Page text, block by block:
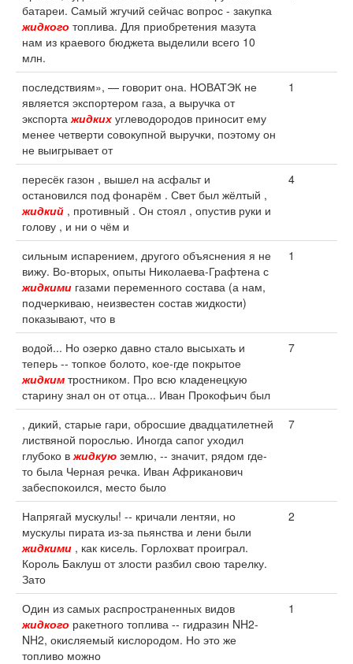
батареи. Самый жгучий сейчас вопрос - закупка
жидкого топлива. Для приобретения мазута
нам из краевого бюджета выделили всего 10
млн.
последствиям», — говорит она. НОВАТЭК не
является экспортером газа, а выручка от
экспортажидких углеводородов приносит ему
менее четверти совокупной выручки, поэтому он
не выигрывает от
1
пересёк газон , вышел на асфальт и
остановился под фонарём . Свет был жёлтый ,
жидкий , противный . Он стоял , опустив руки и
голову , и ни о чём и
4
сильным испарением, другого объяснения я не
вижу. Во-вторых, опыты Николаева-Графтена с
жидкими газами переменного состава (а нам,
подчеркиваю, неизвестен состав жидкости)
показывают, что в
1
водой... Но озерко давно стало высыхать и
теперь -- топкое болото, кое-где покрытое
жидким тростником. Про всю кладенецкую
старину знал он от отца... Иван Прокофьич был
7
, дикий, старые гари, обросшие двадцатилетней
листвяной порослью. Иногда сапог уходил
глубоко вжидкую землю, -- значит, рядом где-
то была Черная речка. Иван Африканович
забеспокоился, место было
7
Напрягай мускулы! -- кричали лентяи, но
мускулы пирата из-за пьянства и лени были
жидкими , как кисель. Горлохват проиграл.
Король Баклуш от злости разбил свою тарелку.
Зато
2
Один из самых распространенных видов
жидкого ракетного топлива -- гидразин NH2-
NH2, окисляемый кислородом. Но это же
топливо можно
1